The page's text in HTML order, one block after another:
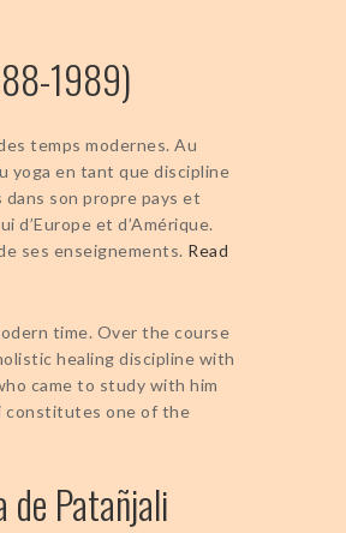
1989)
temps modernes. Au
yoga en tant que discipline
son propre pays et
d’Europe et d’Amérique.
ses enseignements. Read
time. Over the course
healing discipline with
came to study with him
constitutes one of the
de Patañjali